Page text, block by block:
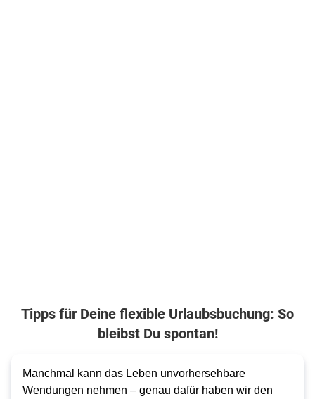
Tipps für Deine flexible Urlaubsbuchung: So
bleibst Du spontan!
Manchmal kann das Leben unvorhersehbare
Wendungen nehmen – genau dafür haben wir den